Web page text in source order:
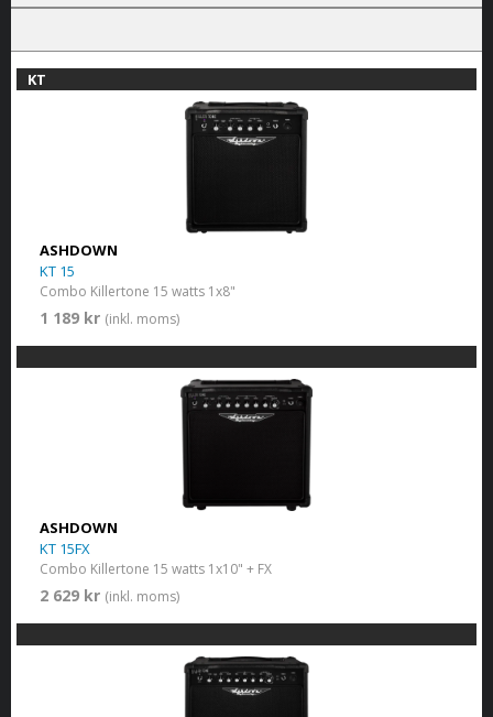
KT
ASHDOWN
KT 15
Combo Killertone 15 watts 1x8"
1 189 kr (inkl. moms)
ASHDOWN
KT 15FX
Combo Killertone 15 watts 1x10" + FX
2 629 kr (inkl. moms)